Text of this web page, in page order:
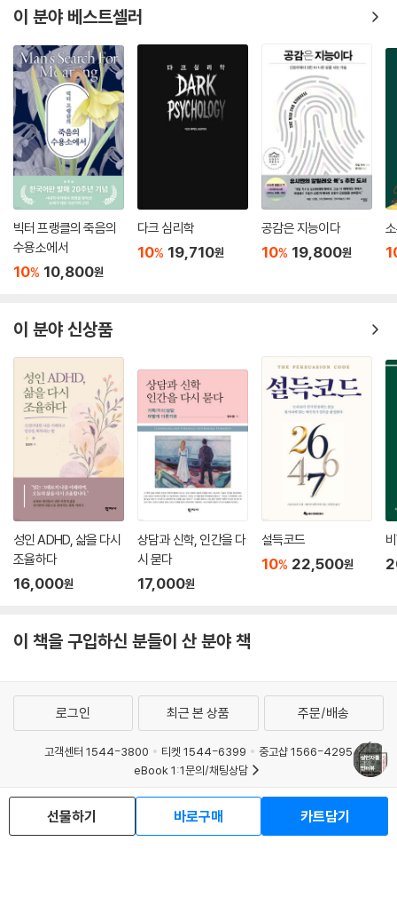
백인 남성, 25～27세가량, 영양실조 환자처럼 깡마른 외모, 극히 지저분
한 주거지, 정신병력 및 마약 경험 있음, 남녀 불문하고 교제가 거의 없는
외로운 인물, 자기 집에서 대부분의 시간을 보냄, 실직상태, 어떤 형태로든
장애연금수령 가능성, 동거인이 있다면 부모 정도이나 가능성 희박, 군복
무 경험 없음, 고교 혹은 대학 중퇴, 하나 혹은 그 이상의 중증피해망상 환
자로 예상…….
결국 범인으로 붙잡힌 리처드 체이스는 위의 예측 사항 가운데 90퍼센트
이상이 일치했다. 이러한 실적들은 ‘범죄인 성격조사 프로젝트’나 ‘흉악범
죄예방 프로그램’과 같은 첨단화된 범죄 연구로 진화되어, 현재 미국에서
놀라운 정확도를 보여주면서 미궁에 빠진 수사에 결정적인 단서를 제공해
주고 있다.
게다가 저자 로버트 레슬러는 한 번 살인을 저지른 뒤 시차를 두어가며 유
사한 방법으로 사인을 반복하는 범죄자들을 일컬어 ‘연쇄살인범(serial kil
ler)’이라는 용어를 처음 사용한 것으로 유명하다. 또한 인기대중소설가 토
머스 해리스는 저자를 만나러 직접 FBI로 찾아와, 로버트 레슬러의 여러 수
사 경험담을 들은 뒤, 영화로도 발표된 소설 《양들의 침묵》과 《한니발》 등
을 쓰게 되었다.
연쇄살인을 부르는 두 개의 망령 :
‘비뚤어진 성(性)’ 그리고 ‘비정상적 소년기’
이 책에는 저자가 겪었던 사건 혹은 범죄연구에 대한 각종 사연들이 12개
의 꼭지로 나눠져 소개되고 있지만, 크게 보면 세 가지의 구성 요소를 가지
고 있다.
째, 시체의 상태나 주변 여건 몇 가지만 보고도 (위의 프로파일링 기법에
범과 속 깊은 대화를 나눔으로써 범인의 특징과 내면 상태를 독자들에게
보여주는 방식으로 되어 있다.
이 책은 단순한 범죄 수사일지도 아닌, 골치 아프고 어려운 사회과학서도
두 아우르고 있는 것도 사실이다. 손에 땀을 쥐게 하는 긴박한 사건기록을
읽다가도, 범죄자들과의 인터뷰 대목을 보고 있노라면 인간적인 연민의 감
이 분야 베스트셀러
빅터 프랭클의 죽음의
수용소에서
10% 10,800원
다크 심리학
10% 19,710원
공감은 지능이다
10% 19,800원
이 분야 신상품
성인 ADHD, 삶을 다시
조율하다
16,000원
상담과 신학, 인간을 다
시 묻다
17,000원
설득코드
10% 22,500원
이 책을 구입하신 분들이 산 분야 책
선물하기 바로구매 카트담기
로그인 최근 본 상품 주문/배송
고객센터 1544-3800 티켓 1544-6399
중고샵 1566-4295
eBook 1:1문의/채팅상담
예스이십사(주) 사업자 정보
이용약관
개인정보처리방침
청소년보호정책